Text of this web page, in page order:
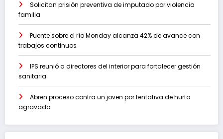
Solicitan prisión preventiva de imputado por violencia
familia
Puente sobre el río Monday alcanza 42% de avance con
trabajos continuos
IPS reunió a directores del interior para fortalecer gestión
sanitaria
Abren proceso contra un joven por tentativa de hurto
agravado